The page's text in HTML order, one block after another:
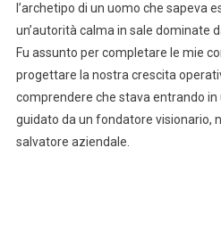
l’archetipo di un uomo che sapeva
un’autorità calma in sale dominate
Fu assunto per completare le mie
progettare la nostra crescita
comprendere che stava entrando
guidato da un fondatore visionario,
salvatore aziendale.